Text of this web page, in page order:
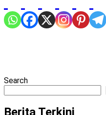
Search
Berita Terkini